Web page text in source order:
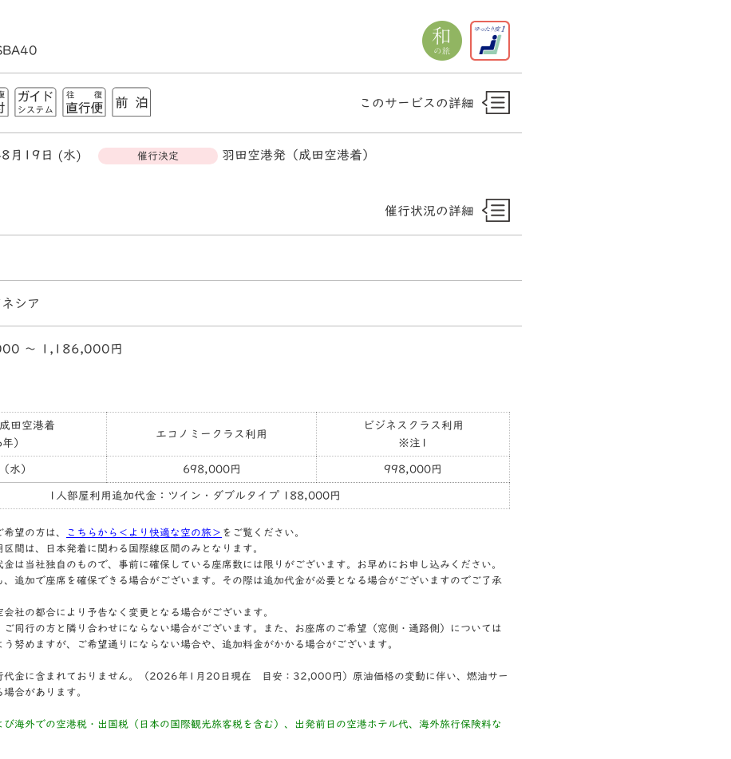
このサービスの詳細
月19日 (水) 催行決定 羽田空港発（成田空港着）
催行状況の詳細
シア
〜 1,186,000円
田空港着
）
エコノミークラス利用
ビジネスクラス利用
※注1
水） 698,000円 998,000円
1人部屋利用追加代金：ツイン・ダブルタイプ 188,000円
望の方は、 こちらから＜より快適な空の旅＞ をご覧ください。
間は、日本発着に関わる国際線区間のみとなります。
は当社独自のもので、事前に確保している座席数には限りがございます。お早めにお申し込みください。
、追加で座席を確保できる場合がございます。その際は追加代金が必要となる場合がございますのでご了承
社の都合により予告なく変更となる場合がございます。
同行の方と隣り合わせにならない場合がございます。また、お座席のご希望（窓側・通路側）については
努めますが、ご希望通りにならない場合や、追加料金がかかる場合がございます。
代金に含まれておりません。（2026年1月20日現在 目安：32,000円）原油価格の変動に伴い、燃油サー
合があります。
び海外での空港税・出国税（日本の国際観光旅客税を含む）、出発前日の空港ホテル代、海外旅行保険料な